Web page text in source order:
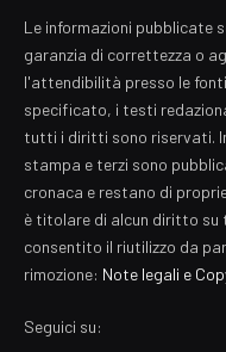
Le informazioni pubblicate
garanzia di correttezza o
l'attendibilità presso le
specificato, i testi
tutti i diritti sono riservati.
stampa e terzi sono
cronaca e restano di
è titolare di alcun diritto su
consentito il riutilizzo da
rimozione: Note legali e
Seguici su: